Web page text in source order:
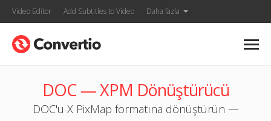
Video Editor Add Subtitles to Video Daha fazla
DOC — XPM Dönüştürücü
DOC'u X PixMap formatına dönüştürün —